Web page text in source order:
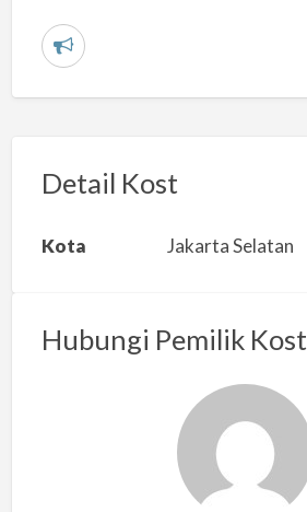
L
r
a
s
Detail Kost
Kota Jakarta Selatan
Hubungi Pemilik Kost